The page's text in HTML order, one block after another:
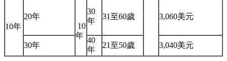
10年
20年
10
年
30
年
31至60歲 3,060美元
30年
40
年
21至50歲 3,040美元